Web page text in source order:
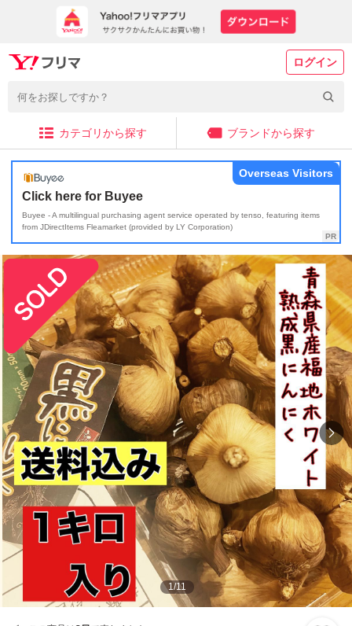
ログイン
カテゴリから探す ブランドから探す
Click here for Buyee
Buyee - A multilingual purchasing agent service operated by tenso, featuring items
from JDirectItems Fleamarket (provided by LY Corporation)
Overseas Visitors
1/11